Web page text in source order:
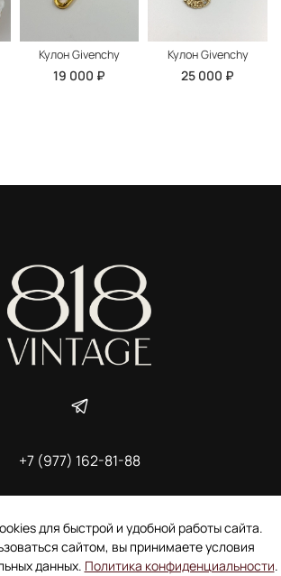
Кулон Givenchy
19 000 ₽
Кулон Givenchy
25 000 ₽
+7 (977) 162-81-88
соглашение
согласие покупателя на рассылку
на обработку персональных данных
для быстрой и удобной работы сайта.
сайтом, вы принимаете условия
данных. Политика конфиденциальности.